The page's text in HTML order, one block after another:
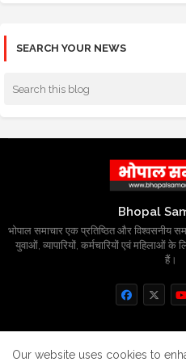
SEARCH YOUR NEWS
Bhopal
भोपाल समाचार एक प्रतिष्ठित और विश्वसनीय
युवाओं, व्यापारियों, कर्मचारियों एवं महिलाओं के
हैं।
Home About
Our website uses cookies to